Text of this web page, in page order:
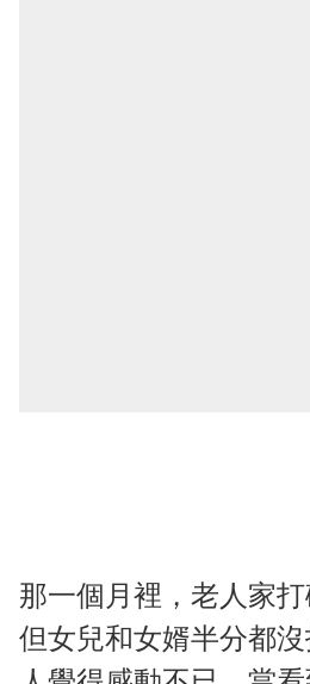
那一個月裡，老人家打
但女兒和女婿半分都